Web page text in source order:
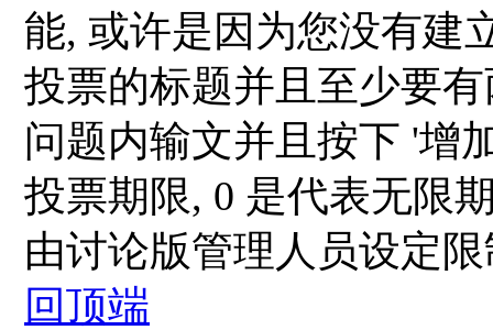
能, 或许是因为您没有建
投票的标题并且至少要
问题内输文并且按下 '增
投票期限, 0 是代表无限
由讨论版管理人员设定
回顶端